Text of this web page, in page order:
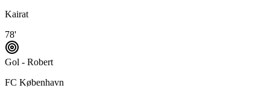
Kairat
78'
Gol - Robert
FC København